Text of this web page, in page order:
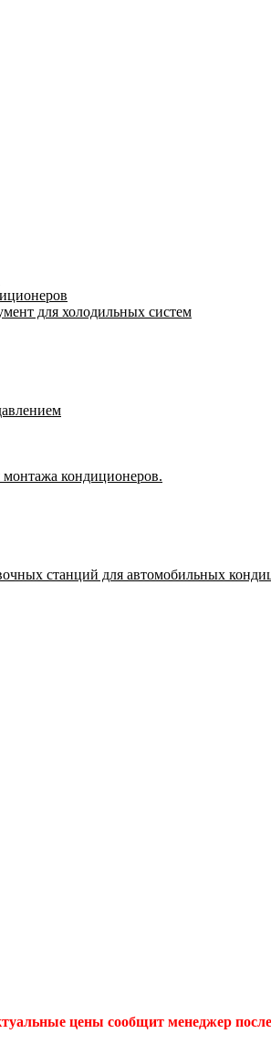
для холодильных систем
кондиционеров.
станций для автомобильных
цены сообщит менеджер